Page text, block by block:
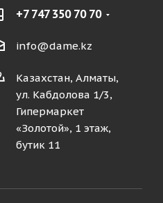
+7 747 350 70 70
info@dame.kz
Казахстан, Алматы,
ул. Кабдолова 1/3,
Гипермаркет
«Золотой», 1 этаж,
бутик 11